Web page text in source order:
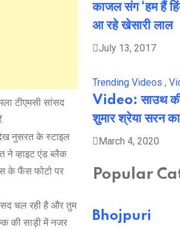
टीएमसी सांसद
देख नुसरत के स्टाइल
ने व्हाइट एंड ब्लैक
के फैंस फोटो पर
चल रही है और तुम
की साड़ी में नजर
काजल संग ‘हम हैं
आ रहे खेसारी लाल
July 13, 2017
Trending Videos ,
Video: साउथ की
शुमार श्रेया सरन
March 4, 2020
Popular
Bhojpuri